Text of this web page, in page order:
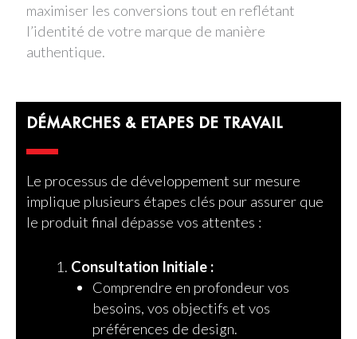
maximiser les conversions tout en reflétant
l’identité de votre marque de manière
authentique.
DÉMARCHES & ETAPES DE TRAVAIL
Le processus de développement sur mesure
implique plusieurs étapes clés pour assurer que
le produit final dépasse vos attentes :
Consultation Initiale :
Comprendre en profondeur vos
besoins, vos objectifs et vos
préférences de design.